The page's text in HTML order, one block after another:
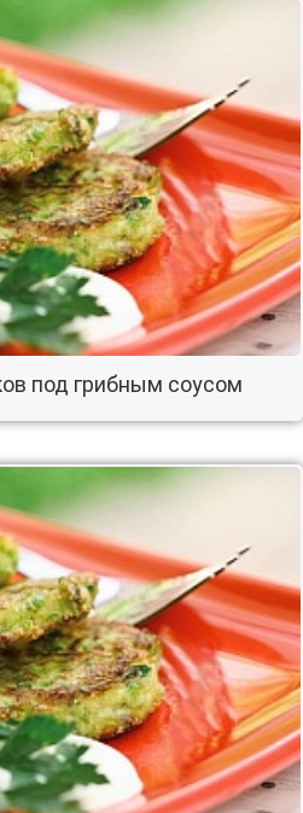
под грибным соусом